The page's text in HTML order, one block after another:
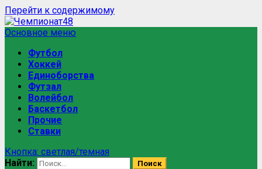
Перейти к содержимому
Основное меню
Футбол
Хоккей
Единоборства
Футзал
Волейбол
Баскетбол
Прочие
Ставки
Кнопка: светлая/темная
Найти: